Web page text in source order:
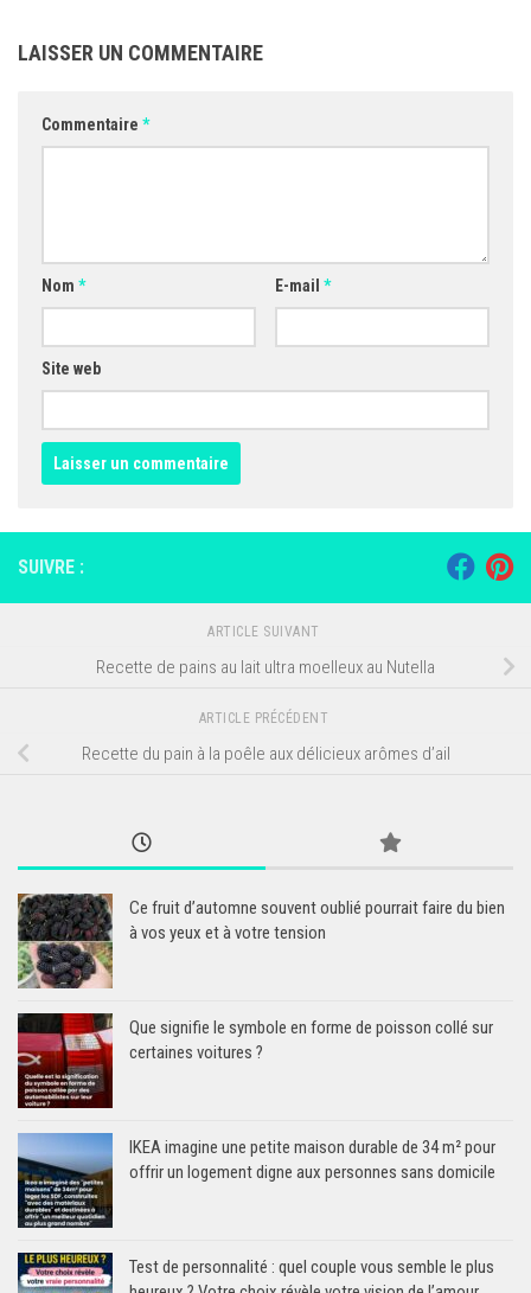
LAISSER UN COMMENTAIRE
Commentaire *
Nom * E-mail *
Site web
SUIVRE :
ARTICLE SUIVANT
Recette de pains au lait ultra moelleux au Nutella
ARTICLE PRÉCÉDENT
Recette du pain à la poêle aux délicieux arômes d’ail
Ce fruit d’automne souvent oublié pourrait faire du bien
à vos yeux et à votre tension
Que signifie le symbole en forme de poisson collé sur
certaines voitures ?
IKEA imagine une petite maison durable de 34 m² pour
offrir un logement digne aux personnes sans domicile
Test de personnalité : quel couple vous semble le plus